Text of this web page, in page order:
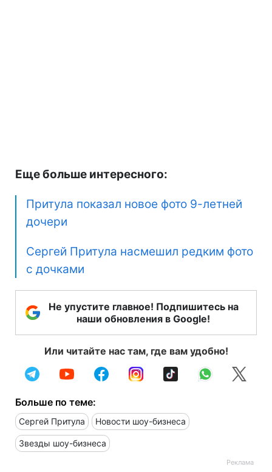
Еще больше интересного:
Притула показал новое фото 9-летней
дочери
Сергей Притула насмешил редким фото
с дочками
Не упустите главное! Подпишитесь на
наши обновления в Google!
Или читайте нас там, где вам удобно!
Больше по теме:
Сергей Притула Новости шоу-бизнеса
Звезды шоу-бизнеса